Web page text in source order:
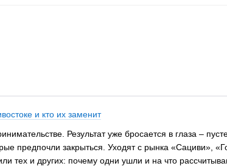
и кто их заменит
Результат уже бросается в глаза –
предпочли закрыться. Уходят с рынка «Сациви»,
тех и других: почему одни ушли и на что